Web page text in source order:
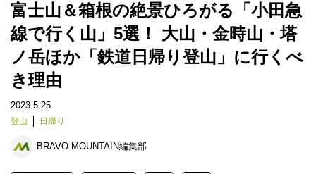
富士山＆箱根の絶景ひろがる「小田急
線で行く山」5選！ 大山・金時山・塔
ノ岳ほか「鉄道日帰り登山」に行くべ
き理由
2023.5.25
登山 日帰り
BRAVO MOUNTAIN編集部